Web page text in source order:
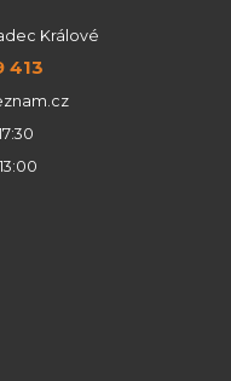
Králové
413